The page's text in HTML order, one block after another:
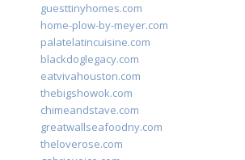
guesttinyhomes.com
home-plow-by-meyer.com
palatelatincuisine.com
blackdoglegacy.com
eatvivahouston.com
thebigshowok.com
chimeandstave.com
greatwallseafoodny.com
theloverose.com